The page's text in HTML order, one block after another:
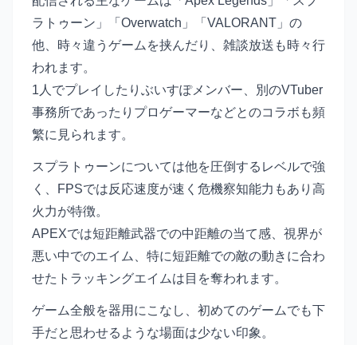
ラトゥーン」「Overwatch」「VALORANT」の
他、時々違うゲームを挟んだり、雑談放送も時々行
われます。
1人でプレイしたりぶいすぽメンバー、別のVTuber
事務所であったりプロゲーマーなどとのコラボも頻
繁に見られます。
スプラトゥーンについては他を圧倒するレベルで強
く、FPSでは反応速度が速く危機察知能力もあり高
火力が特徴。
APEXでは短距離武器での中距離の当て感、視界が
悪い中でのエイム、特に短距離での敵の動きに合わ
せたトラッキングエイムは目を奪われます。
ゲーム全般を器用にこなし、初めてのゲームでも下
手だと思わせるような場面は少ない印象。